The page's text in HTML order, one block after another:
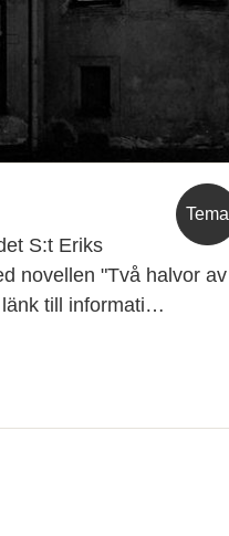
Tema
S:t Eriks
novellen "Två halvor av
länk till informati…